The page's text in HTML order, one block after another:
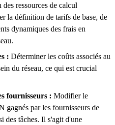
ressources de calcul
la définition de tarifs de base, de
dynamiques des frais en
: Déterminer les coûts associés au
du réseau, ce qui est crucial
fournisseurs : Modifier le
par les fournisseurs de
des tâches. Il s'agit d'une